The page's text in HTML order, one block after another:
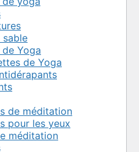
sable
de Yoga
de Yoga
de méditation
pour les yeux
méditation